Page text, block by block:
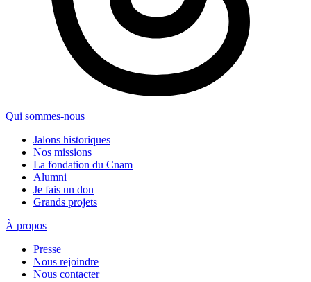
Qui sommes-nous
Jalons historiques
Nos missions
La fondation du Cnam
Alumni
Je fais un don
Grands projets
À propos
Presse
Nous rejoindre
Nous contacter